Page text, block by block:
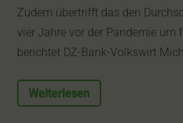
Zudem übertrifft das den
vier Jahre vor der Pandemie um
berichtet DZ-Bank-Volkswirt
Weiterlesen